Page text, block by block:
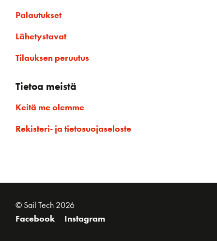
Palautukset
Lähetystavat
Tilauksen peruutus
Tietoa meistä
Keitä me olemme
Rekisteri- ja tietosuojaseloste
© Sail Tech 2026
Facebook
Instagram